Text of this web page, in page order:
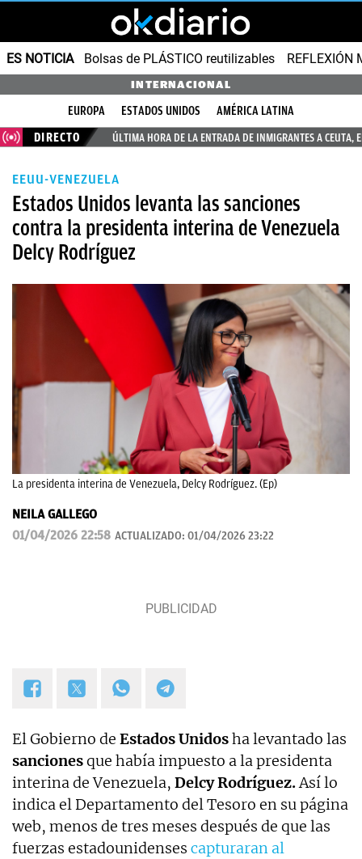
ES NOTICIA Bolsas de PLÁSTICO reutilizables REFLEXIÓN
INTERNACIONAL
EUROPA ESTADOS UNIDOS
AMÉRICA LATINA
DIRECTO
ÚLTIMA HORA DE LA ENTRADA DE INMIGRANTES A CEUTA,
EEUU-VENEZUELA
Estados Unidos levanta las sanciones
contra la presidenta interina de Venezuela
Delcy Rodríguez
La presidenta interina de Venezuela, Delcy Rodríguez. (Ep)
NEILA GALLEGO
01/04/2026 22:58 ACTUALIZADO: 01/04/2026 23:22
El Gobierno de Estados Unidosha levantado las
sancionesque había impuesto a la presidenta
interina de Venezuela, Delcy Rodríguez.Así lo
indica el Departamento del Tesoro en su página
web, menos de tres meses después de que las
fuerzas estadounidenses capturaran al